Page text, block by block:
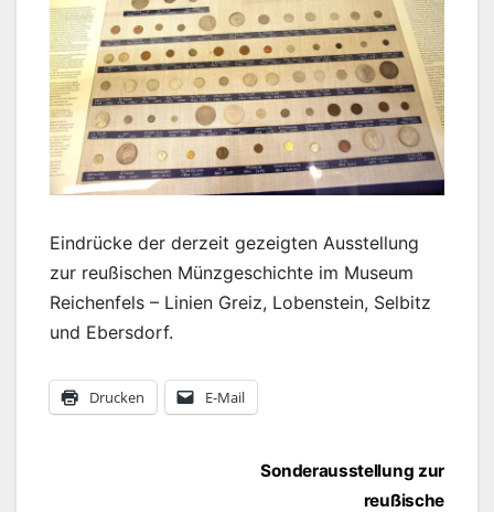
Eindrücke der derzeit gezeigten Ausstellung
zur reußischen Münzgeschichte im Museum
Reichenfels – Linien Greiz, Lobenstein, Selbitz
und Ebersdorf.
Drucken E-Mail
BeitragsnavigationSonderausstellung zur
reußische